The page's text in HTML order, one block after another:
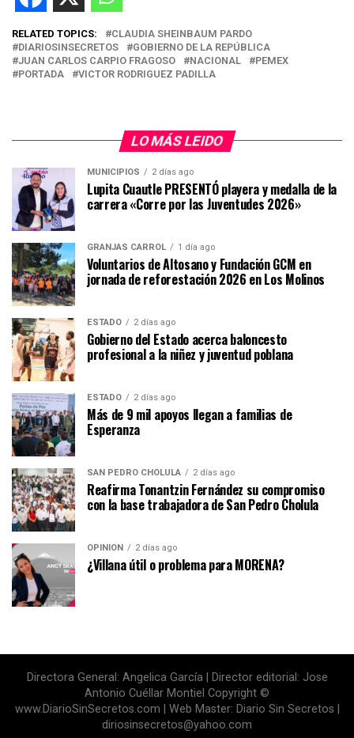
RELATED TOPICS:
CLAUDIA SHEINBAUM PARDO
DIARIOSINSECRETOS
GOBIERNO DE LA REPÚBLICA
JUAN CARLOS CARPIO FRAGOSO
NACIONAL
PEMEX
PORTADA
VICTOR RODRIGUEZ PADILLA
LO MÁS LEIDO
MUNICIPIOS 2 días ago
Lupita Cuautle PRESENTÓ playera y medalla de la
carrera «Corre por las Juventudes 2026»
GRANJAS CARROL 1 día ago
Voluntarios de Altosano y Fundación GCM en
jornada de reforestación 2026 en Los Molinos
ESTADO 2 días ago
Gobierno del Estado acerca baloncesto
profesional a la niñez y juventud poblana
ESTADO 2 días ago
Más de 9 mil apoyos llegan a familias de
Esperanza
SAN PEDRO CHOLULA 2 días ago
Reafirma Tonantzin Fernández su compromiso
con la base trabajadora de San Pedro Cholula
OPINIÓN 2 días ago
¿Villana útil o problema para MORENA?
Directora General: Angelica García | Director editorial: Jose
Antonio Cuéllar Montiel Copyright ©
www.DiarioSinSecretos.com | Web Master: Diario Sin Secretos |
diriosinsecretos@yahoo.com